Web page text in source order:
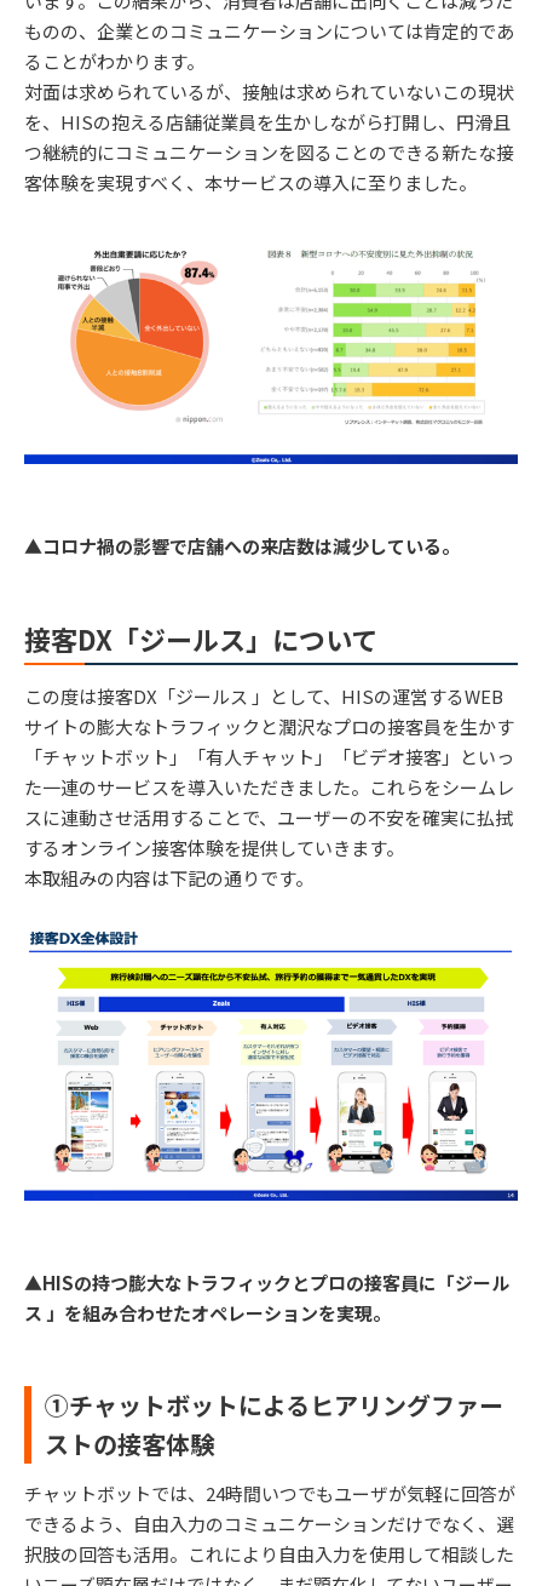
ものの、企業とのコミュニケーションについては肯定的であ
ることがわかります。
対面は求められているが、接触は求められていないこの現状
を、HISの抱える店舗従業員を生かしながら打開し、円滑且
つ継続的にコミュニケーションを図ることのできる新たな接
客体験を実現すべく、本サービスの導入に至りました。
▲コロナ禍の影響で店舗への来店数は減少している。
接客DX「ジールス」について
この度は接客DX「ジールス 」として、HISの運営するWEB
サイトの膨大なトラフィックと潤沢なプロの接客員を生かす
「チャットボット」「有人チャット」「ビデオ接客」といっ
た一連のサービスを導入いただきました。これらをシームレ
スに連動させ活用することで、ユーザーの不安を確実に払拭
するオンライン接客体験を提供していきます。
本取組みの内容は下記の通りです。
▲HISの持つ膨大なトラフィックとプロの接客員に「ジール
ス 」を組み合わせたオペレーションを実現。
①チャットボットによるヒアリングファー
ストの接客体験
チャットボットでは、24時間いつでもユーザが気軽に回答が
できるよう、自由入力のコミュニケーションだけでなく、選
択肢の回答も活用。これにより自由入力を使用して相談した